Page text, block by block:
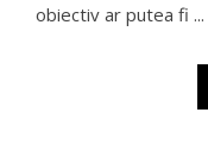
obiectiv ar putea fi ...